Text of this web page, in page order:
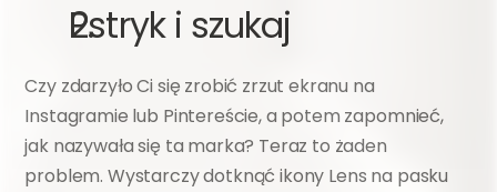
Pstryk i szukaj
Czy zdarzyło Ci się zrobić zrzut ekranu na
Instagramie lub Pintereście, a potem zapomnieć,
jak nazywała się ta marka? Teraz to żaden
problem. Wystarczy dotknąć ikony Lens na pasku